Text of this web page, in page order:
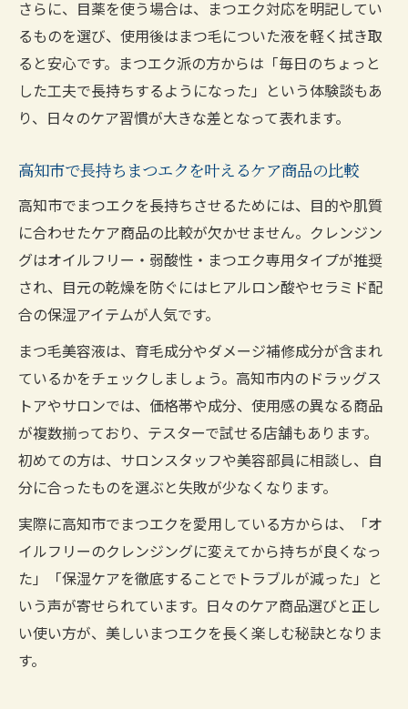
さらに、目薬を使う場合は、まつエク対応を明記してい
るものを選び、使用後はまつ毛についた液を軽く拭き取
ると安心です。まつエク派の方からは「毎日のちょっと
した工夫で長持ちするようになった」という体験談もあ
り、日々のケア習慣が大きな差となって表れます。
高知市で長持ちまつエクを叶えるケア商品の比較
高知市でまつエクを長持ちさせるためには、目的や肌質
に合わせたケア商品の比較が欠かせません。クレンジン
グはオイルフリー・弱酸性・まつエク専用タイプが推奨
され、目元の乾燥を防ぐにはヒアルロン酸やセラミド配
合の保湿アイテムが人気です。
まつ毛美容液は、育毛成分やダメージ補修成分が含まれ
ているかをチェックしましょう。高知市内のドラッグス
トアやサロンでは、価格帯や成分、使用感の異なる商品
が複数揃っており、テスターで試せる店舗もあります。
初めての方は、サロンスタッフや美容部員に相談し、自
分に合ったものを選ぶと失敗が少なくなります。
実際に高知市でまつエクを愛用している方からは、「オ
イルフリーのクレンジングに変えてから持ちが良くなっ
た」「保湿ケアを徹底することでトラブルが減った」と
いう声が寄せられています。日々のケア商品選びと正し
い使い方が、美しいまつエクを長く楽しむ秘訣となりま
す。